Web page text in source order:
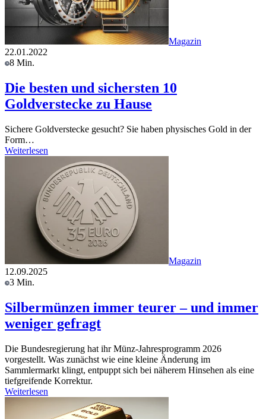
Magazin
22.01.2022
8 Min.
Die besten und sichersten 10
Goldverstecke zu Hause
Sichere Goldverstecke gesucht? Sie haben physisches Gold in der
Form…
Weiterlesen
Magazin
12.09.2025
3 Min.
Silbermünzen immer teurer – und immer
weniger gefragt
Die Bundesregierung hat ihr Münz-Jahresprogramm 2026
vorgestellt. Was zunächst wie eine kleine Änderung im
Sammlermarkt klingt, entpuppt sich bei näherem Hinsehen als eine
tiefgreifende Korrektur.
Weiterlesen